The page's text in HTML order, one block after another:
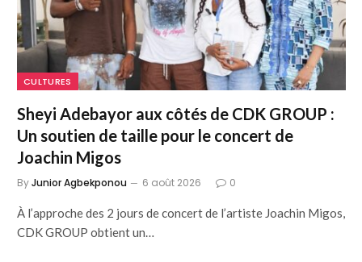
CULTURES
Sheyi Adebayor aux côtés de CDK GROUP :
Un soutien de taille pour le concert de
Joachin Migos
ByJunior Agbekponou 6 août 2026 0
À l’approche des 2 jours de concert de l’artiste Joachin Migos,
CDK GROUP obtient un…